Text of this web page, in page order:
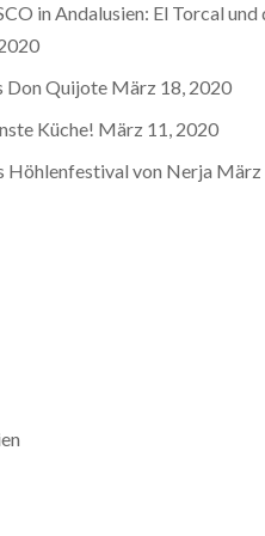
in Andalusien: El Torcal und
Don Quijote März 18, 2020
Küche! März 11, 2020
Höhlenfestival von Nerja März